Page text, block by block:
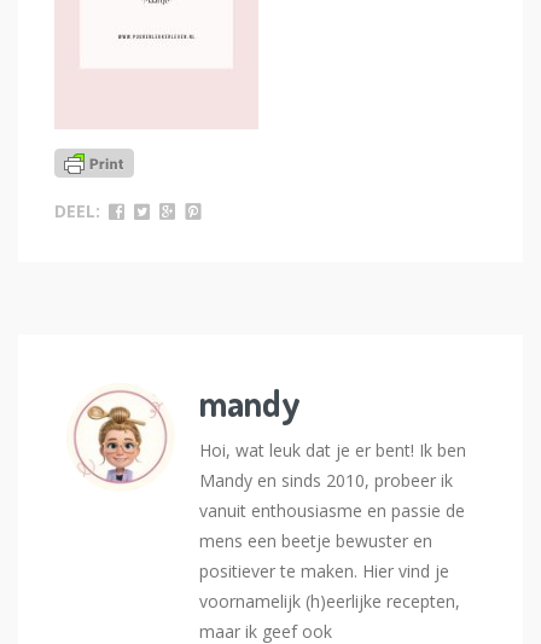
DEEL:
mandy
Hoi, wat leuk dat je er bent! Ik ben
Mandy en sinds 2010, probeer ik
vanuit enthousiasme en passie de
mens een beetje bewuster en
positiever te maken. Hier vind je
voornamelijk (h)eerlijke recepten,
maar ik geef ook